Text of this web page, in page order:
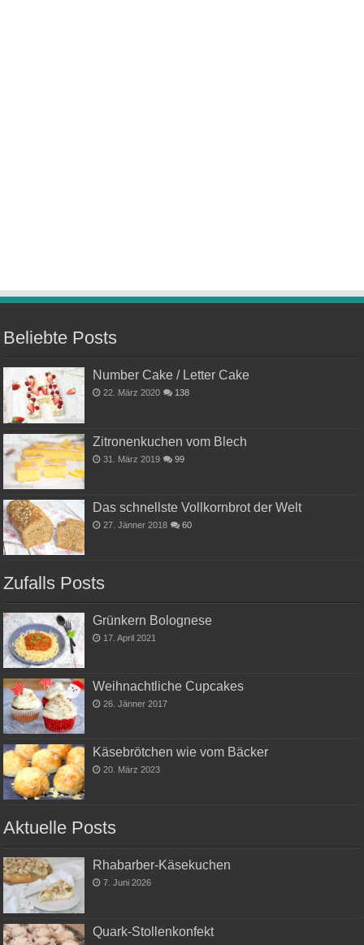
Beliebte Posts
Number Cake / Letter Cake
22. März 2020 138
Zitronenkuchen vom Blech
31. März 2019 99
Das schnellste Vollkornbrot der Welt
27. Jänner 2018 60
Zufalls Posts
Grünkern Bolognese
17. April 2021
Weihnachtliche Cupcakes
26. Jänner 2017
Käsebrötchen wie vom Bäcker
20. März 2023
Aktuelle Posts
Rhabarber-Käsekuchen
7. Juni 2026
Quark-Stollenkonfekt